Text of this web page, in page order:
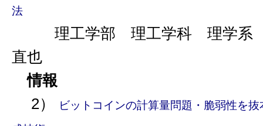
法
理工学部 理工学科 理学系
直也
情報
2）
ビットコインの計算量問題・脆弱性を